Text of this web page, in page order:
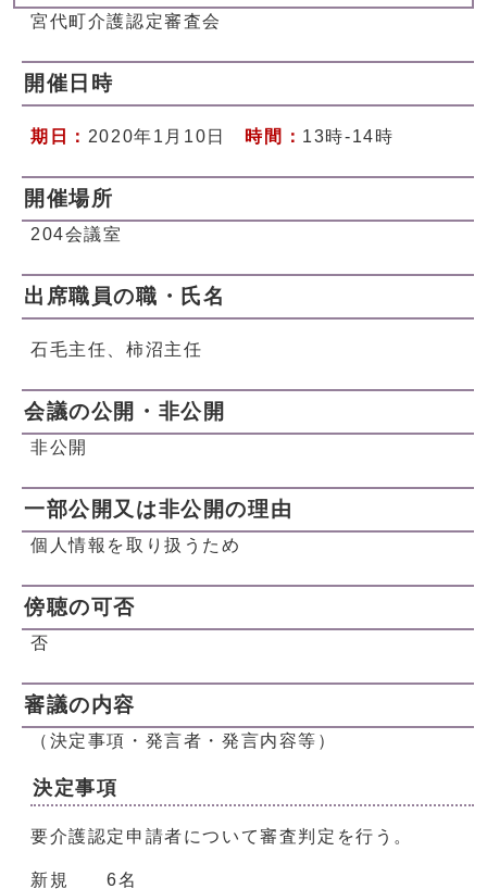
宮代町介護認定審査会
開催日時
期日： 2020年1月10日 時間： 13時-14時
開催場所
204会議室
出席職員の職・氏名
石毛主任、柿沼主任
会議の公開・非公開
非公開
一部公開又は非公開の理由
個人情報を取り扱うため
傍聴の可否
否
審議の内容
（決定事項・発言者・発言内容等）
決定事項
要介護認定申請者について審査判定を行う。
新規 6名